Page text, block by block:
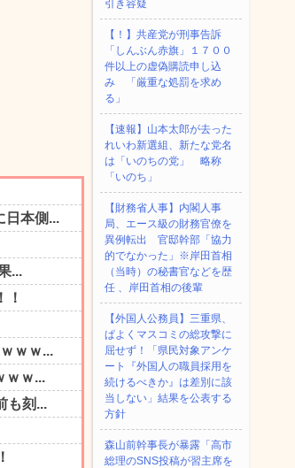
引き容疑
【！】共産党が刑事告訴
「しんぶん赤旗」１７００
件以上の虚偽購読申し込
み 「厳重な処罰を求め
る」
【速報】山本太郎が去った
れいわ新選組、新たな党名
は「いのちの党」 略称
「いのち」
【財務省人事】内閣人事
局、エース級の財務官僚を
異例転出 官邸幹部「協力
的でなかった」※岸田首相
（当時）の秘書官などを歴
任 、岸田首相の後輩
【外国人公務員】三重県、
ぱよくマスコミの総攻撃に
屈せず！「県民対象アンケ
ート『外国人の職員採用を
続けるべきか』は差別に該
当しない」結果を公表する
方針
森山前幹事長が暴露「高市
総理のSNS投稿が習主席を